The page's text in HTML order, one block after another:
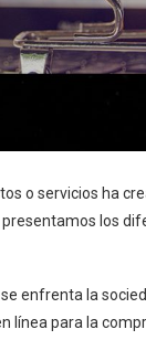
o servicios ha
presentamos los
enfrenta la
línea para la